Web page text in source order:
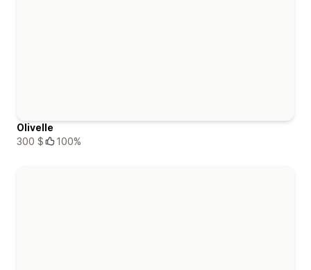
Olivelle
300 $
100%